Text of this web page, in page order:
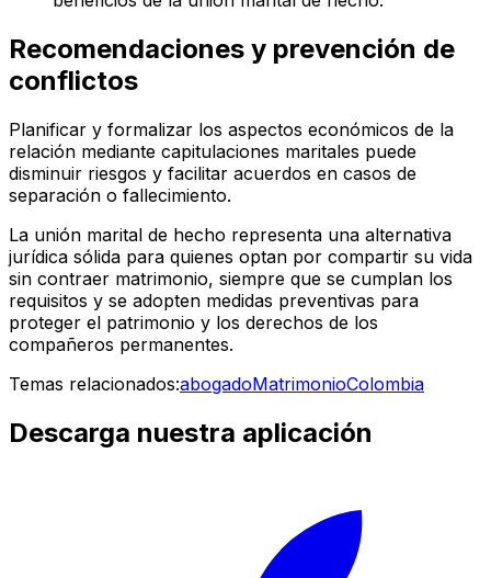
Recomendaciones y prevención de
conflictos
Planificar y formalizar los aspectos económicos de la
relación mediante capitulaciones maritales puede
disminuir riesgos y facilitar acuerdos en casos de
separación o fallecimiento.
La unión marital de hecho representa una alternativa
jurídica sólida para quienes optan por compartir su vida
sin contraer matrimonio, siempre que se cumplan los
requisitos y se adopten medidas preventivas para
proteger el patrimonio y los derechos de los
compañeros permanentes.
Temas relacionados:abogadoMatrimonioColombia
Descarga nuestra aplicación